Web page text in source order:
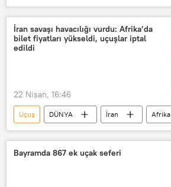
Venezuela
Havalimanı
İran savaşı havacılığı vurdu: Afrika’da
bilet fiyatları yükseldi, uçuşlar iptal
edildi
22 Nisan, 16:46
Uçuş DÜNYA İran
Afrika
Savaş
Akaryakıt fiyatları
Havayolları
Bayramda 867 ek uçak seferi